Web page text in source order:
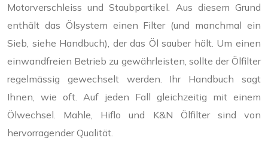
Motorverschleiss und Staubpartikel. Aus diesem Grund
enthält das Ölsystem einen Filter (und manchmal ein
Sieb, siehe Handbuch), der das Öl sauber hält. Um einen
einwandfreien Betrieb zu gewährleisten, sollte der Ölfilter
regelmässig gewechselt werden. Ihr Handbuch sagt
Ihnen, wie oft. Auf jeden Fall gleichzeitig mit einem
Ölwechsel. Mahle, Hiflo und K&N Ölfilter sind von
hervorragender Qualität.